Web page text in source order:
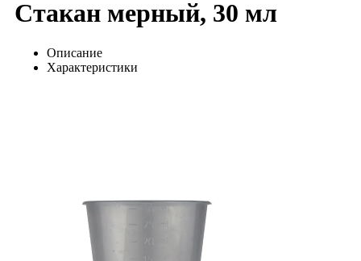
Стакан мерный, 30 мл
Описание
Характеристики